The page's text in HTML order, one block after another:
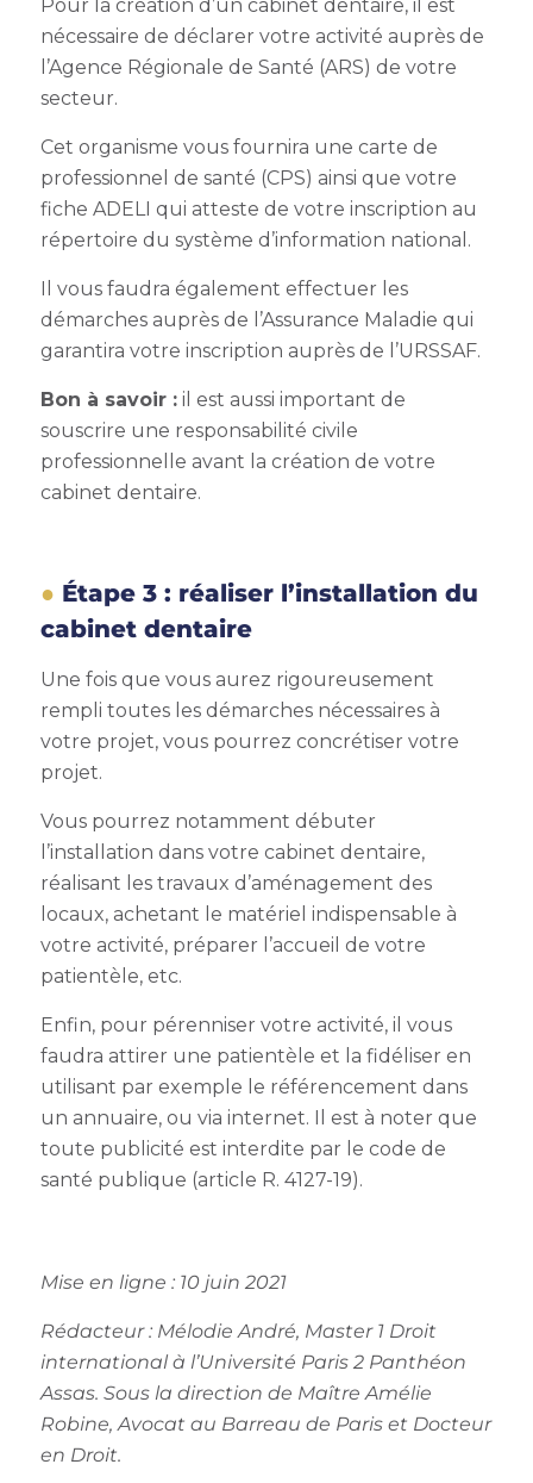
Pour la création d’un cabinet dentaire, il est
nécessaire de déclarer votre activité auprès de
l’Agence Régionale de Santé (ARS) de votre
secteur.
Cet organisme vous fournira une carte de
professionnel de santé (CPS) ainsi que votre
fiche ADELI qui atteste de votre inscription au
répertoire du système d’information national.
Il vous faudra également effectuer les
démarches auprès de l’Assurance Maladie qui
garantira votre inscription auprès de l’URSSAF.
Bon à savoir :il est aussi important de
souscrire une responsabilité civile
professionnelle avant la création de votre
cabinet dentaire.
Étape 3 : réaliser l’installation du
cabinet dentaire
Une fois que vous aurez rigoureusement
rempli toutes les démarches nécessaires à
votre projet, vous pourrez concrétiser votre
projet.
Vous pourrez notamment débuter
l’installation dans votre cabinet dentaire,
réalisant les travaux d’aménagement des
locaux, achetant le matériel indispensable à
votre activité, préparer l’accueil de votre
patientèle, etc.
Enfin, pour pérenniser votre activité, il vous
faudra attirer une patientèle et la fidéliser en
utilisant par exemple le référencement dans
un annuaire, ou via internet. Il est à noter que
toute publicité est interdite par le code de
santé publique (article R. 4127-19).
Mise en ligne : 10 juin 2021
Rédacteur : Mélodie André, Master 1 Droit
international à l’Université Paris 2 Panthéon
Assas. Sous la direction de Maître Amélie
Robine, Avocat au Barreau de Paris et Docteur
en Droit.